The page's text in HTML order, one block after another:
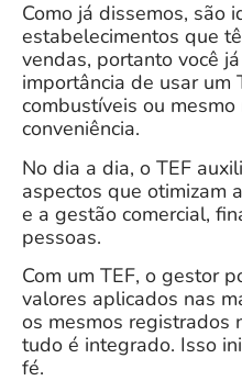
Como já dissemos, são
estabelecimentos que
vendas, portanto você
importância de usar um
combustíveis ou
conveniência.
No dia a dia, o TEF
aspectos que otimizam
e a gestão comercial,
pessoas.
Com um TEF, o gestor
valores aplicados nas
os mesmos registrados
tudo é integrado. Isso
fé.